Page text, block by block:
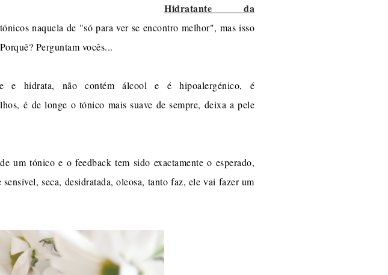
Hidratante da
naquela de "só para ver se encontro melhor", mas isso
Perguntam vocês...
e hidrata, não contém álcool e é hipoalergénico, é
é de longe o tónico mais suave de sempre, deixa a pele
um tónico e o feedback tem sido exactamente o esperado,
seca, desidratada, oleosa, tanto faz, ele vai fazer um